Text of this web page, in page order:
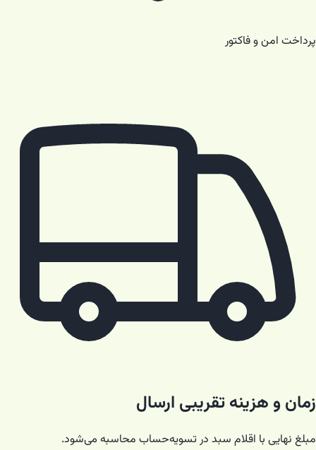
پرداخت امن و فاکتور
زمان و هزینه تقریبی ارسال
مبلغ نهایی با اقلام سبد در تسویه‌حساب محاسبه می‌شود.